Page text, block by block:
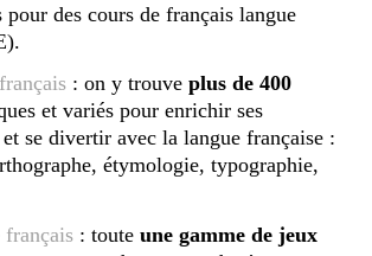
pour des cours de français langue
: on y trouve plus de 400
et variés pour enrichir ses
et se divertir avec la langue française :
étymologie, typographie,
français : toute une gamme de jeux